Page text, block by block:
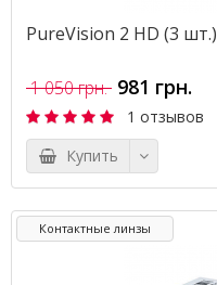
PureVision 2 HD (3 шт.)
1 050 грн. 981 грн.
1 отзывов
Купить
Контактные линзы